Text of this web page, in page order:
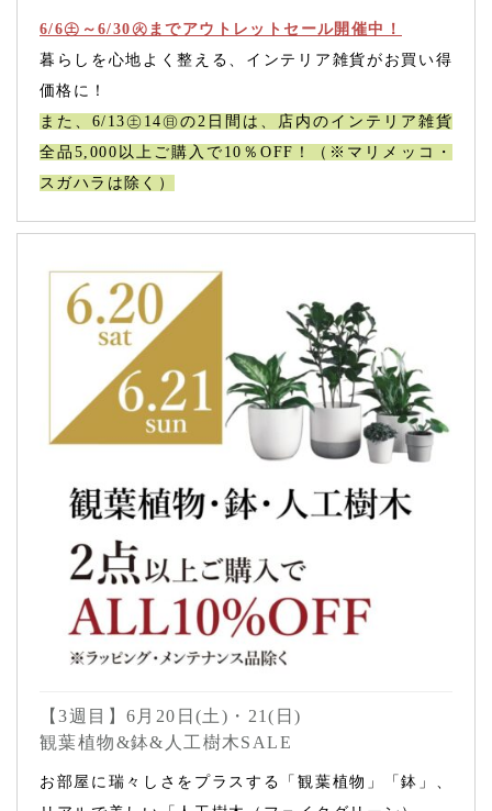
6/6㊏～6/30㊋までアウトレットセール開催中！
暮らしを心地よく整える、インテリア雑貨がお買い得
価格に！
また、6/13㊏14㊐の2日間は、店内のインテリア雑貨
全品5,000以上ご購入で10％OFF！（※マリメッコ・
スガハラは除く）
【3週目】6月20日(土)・21(日)
観葉植物&鉢&人工樹木SALE
お部屋に瑞々しさをプラスする「観葉植物」「鉢」、